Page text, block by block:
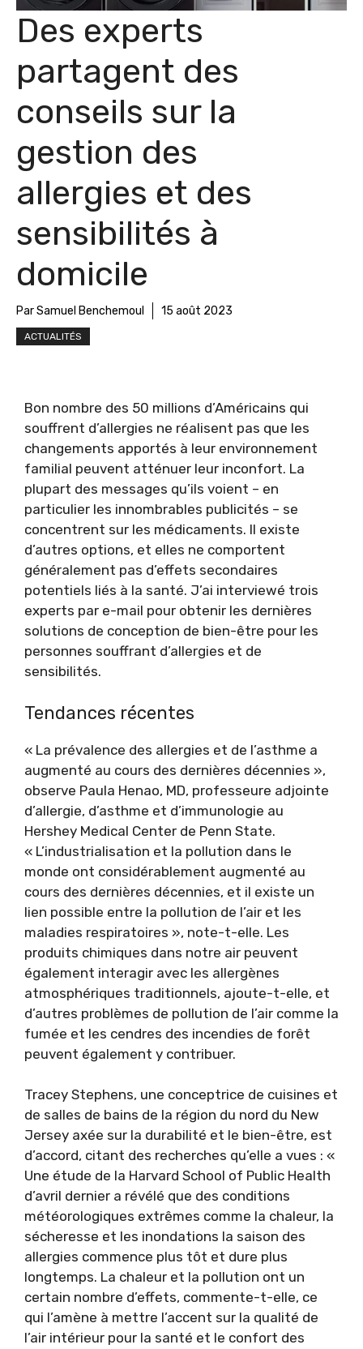
Des experts
partagent des
conseils sur la
gestion des
allergies et des
sensibilités à
domicile
Par Samuel Benchemoul 15 août 2023
ACTUALITÉS
Bon nombre des 50 millions d’Américains qui
souffrent d’allergies ne réalisent pas que les
changements apportés à leur environnement
familial peuvent atténuer leur inconfort. La
plupart des messages qu’ils voient – ​​en
particulier les innombrables publicités – se
concentrent sur les médicaments. Il existe
d’autres options, et elles ne comportent
généralement pas d’effets secondaires
potentiels liés à la santé. J’ai interviewé trois
experts par e-mail pour obtenir les dernières
solutions de conception de bien-être pour les
personnes souffrant d’allergies et de
sensibilités.
Tendances récentes
« La prévalence des allergies et de l’asthme a
augmenté au cours des dernières décennies »,
observe Paula Henao, MD, professeure adjointe
d’allergie, d’asthme et d’immunologie au
Hershey Medical Center de Penn State.
« L’industrialisation et la pollution dans le
monde ont considérablement augmenté au
cours des dernières décennies, et il existe un
lien possible entre la pollution de l’air et les
maladies respiratoires », note-t-elle. Les
produits chimiques dans notre air peuvent
également interagir avec les allergènes
atmosphériques traditionnels, ajoute-t-elle, et
d’autres problèmes de pollution de l’air comme la
fumée et les cendres des incendies de forêt
peuvent également y contribuer.
Tracey Stephens, une conceptrice de cuisines et
de salles de bains de la région du nord du New
Jersey axée sur la durabilité et le bien-être, est
d’accord, citant des recherches qu’elle a vues : «
Une étude de la Harvard School of Public Health
d’avril dernier a révélé que des conditions
météorologiques extrêmes comme la chaleur, la
sécheresse et les inondations la saison des
allergies commence plus tôt et dure plus
longtemps. La chaleur et la pollution ont un
certain nombre d’effets, commente-t-elle, ce
qui l’amène à mettre l’accent sur la qualité de
l’air intérieur pour la santé et le confort des